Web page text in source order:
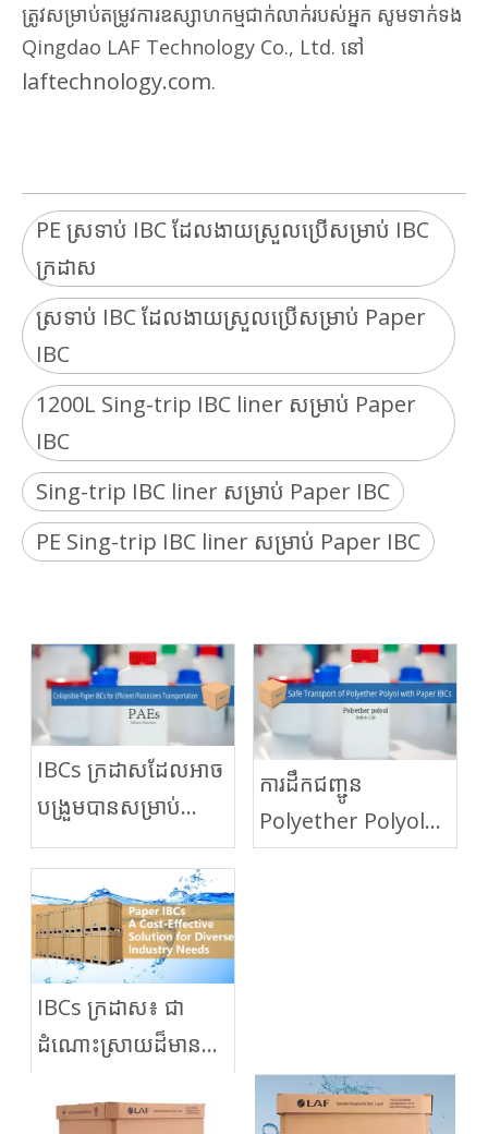
ត្រូវសម្រាប់តម្រូវការឧស្សាហកម្មជាក់លាក់របស់អ្នក សូមទាក់ទង
Qingdao LAF Technology Co., Ltd. នៅ
laftechnology.com.
PE ស្រទាប់ IBC ដែលងាយស្រួលប្រើសម្រាប់ IBC
ក្រដាស
ស្រទាប់ IBC ដែលងាយស្រួលប្រើសម្រាប់ Paper
IBC
1200L Sing-trip IBC liner សម្រាប់ Paper
IBC
Sing-trip IBC liner សម្រាប់ Paper IBC
PE Sing-trip IBC liner សម្រាប់ Paper IBC
IBCs ក្រដាសដែលអាច
បង្រួមបានសម្រាប់
ការដឹកជញ្ជូនប្លាស្ទិក
ប្រកបដោយប្រសិទ្ធភាព
ការដឹកជញ្ជូន
Polyether Polyol
ប្រកបដោយសុវត្ថិភាព
IBCs ក្រដាស៖ ជា
ដំណោះស្រាយដ៏មាន
តម្រូវការឧស្សាហកម្ម